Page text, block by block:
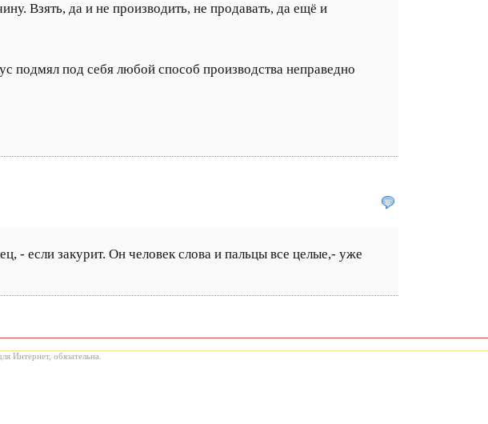
Взять, да и не производить, не продавать, да ещё и
подмял под себя любой способ производства неправедно
- если закурит. Он человек слова и пальцы все целые,- уже
Интернет, обязательна.